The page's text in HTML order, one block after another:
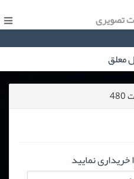
تصویری
نمایید